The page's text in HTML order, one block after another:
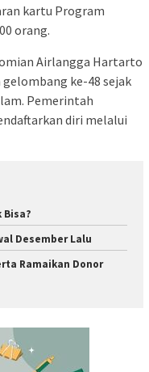
kartu Program
orang.
Airlangga Hartarto
ke-48 sejak
Pemerintah
diri melalui
Bisa?
Desember Lalu
Ramaikan Donor